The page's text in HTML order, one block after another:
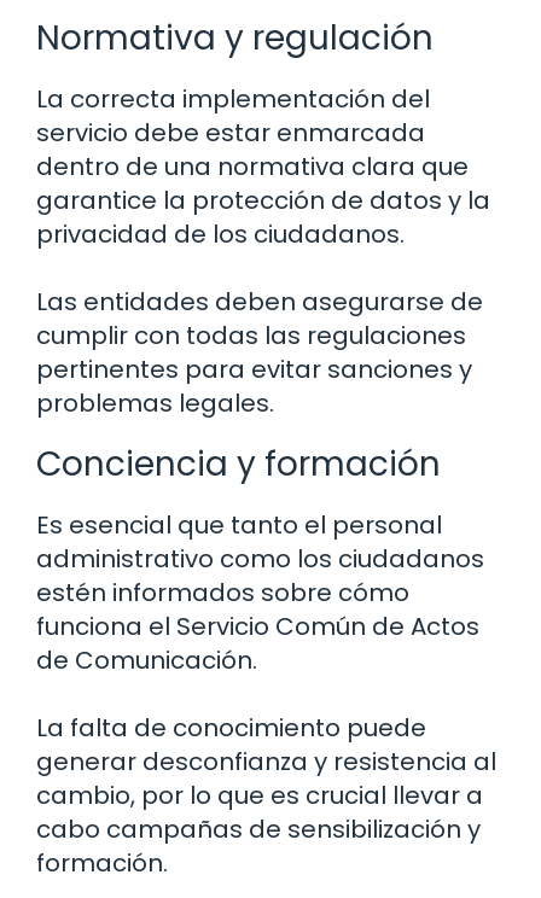
Normativa y regulación
La correcta implementación del
servicio debe estar enmarcada
dentro de una normativa clara que
garantice la protección de datos y la
privacidad de los ciudadanos.
Las entidades deben asegurarse de
cumplir con todas las regulaciones
pertinentes para evitar sanciones y
problemas legales.
Conciencia y formación
Es esencial que tanto el personal
administrativo como los ciudadanos
estén informados sobre cómo
funciona el Servicio Común de Actos
de Comunicación.
La falta de conocimiento puede
generar desconfianza y resistencia al
cambio, por lo que es crucial llevar a
cabo campañas de sensibilización y
formación.